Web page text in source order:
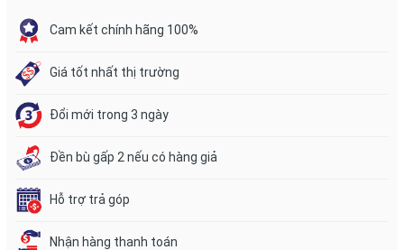
Cam kết chính hãng 100%
Giá tốt nhất thị trường
Đổi mới trong 3 ngày
Đền bù gấp 2 nếu có hàng giả
Hỗ trợ trả góp
Nhận hàng thanh toán